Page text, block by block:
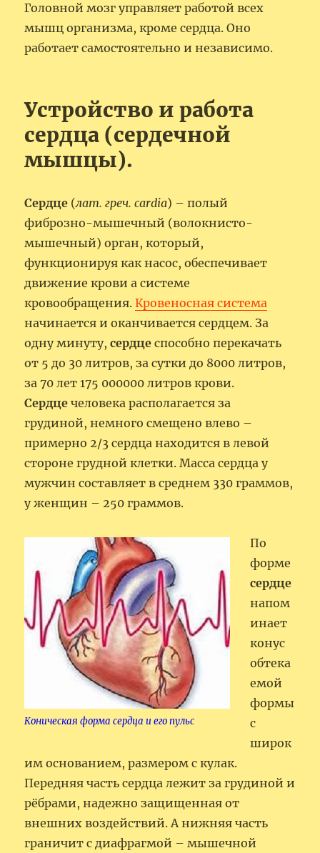
Головной мозг управляет работой всех
мышц организма, кроме сердца. Оно
работает самостоятельно и независимо.
Устройство и работа
сердца (сердечной
мышцы).
Сердце (лат. греч. cardia) – полый
фиброзно-мышечный (волокнисто-
мышечный) орган, который,
функционируя как насос, обеспечивает
движение крови а системе
кровообращения.Кровеносная система
начинается и оканчивается сердцем. За
одну минуту,сердце способно перекачать
от 5 до 30 литров, за сутки до 8000 литров,
за 70 лет 175 000000 литров крови.
Сердце человека располагается за
грудиной, немного смещено влево –
примерно 2/3 сердца находится в левой
стороне грудной клетки. Масса сердца у
мужчин составляет в среднем 330 граммов,
у женщин – 250 граммов.
Коническая форма сердца и его пульс
По
форме
сердце
напом
инает
конус
обтека
емой
формы
с
широк
им основанием, размером с кулак.
Передняя часть сердца лежит за грудиной и
рёбрами, надежно защищенная от
внешних воздействий. А нижняя часть
граничит с диафрагмой – мышечной